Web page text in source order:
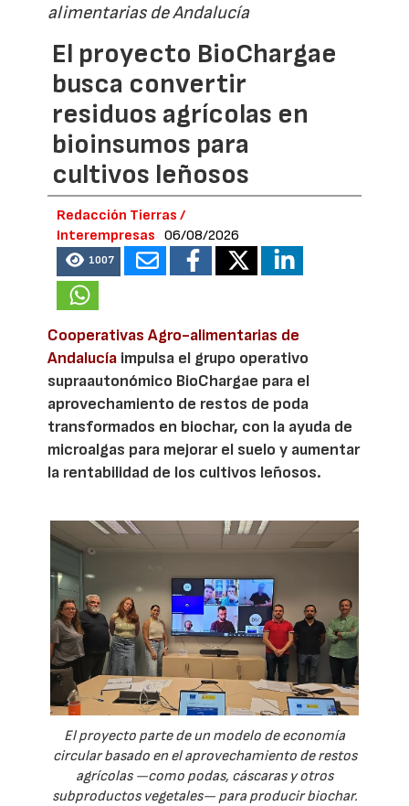
alimentarias de Andalucía
El proyecto BioChargae
busca convertir
residuos agrícolas en
bioinsumos para
cultivos leñosos
Redacción Tierras /
Interempresas
06/08/2026
1007
Cooperativas Agro-alimentarias de
Andalucía impulsa el grupo operativo
supraautonómico BioChargae para el
aprovechamiento de restos de poda
transformados en biochar, con la ayuda de
microalgas para mejorar el suelo y aumentar
la rentabilidad de los cultivos leñosos.
El proyecto parte de un modelo de economía
circular basado en el aprovechamiento de restos
agrícolas —como podas, cáscaras y otros
subproductos vegetales— para producir biochar.